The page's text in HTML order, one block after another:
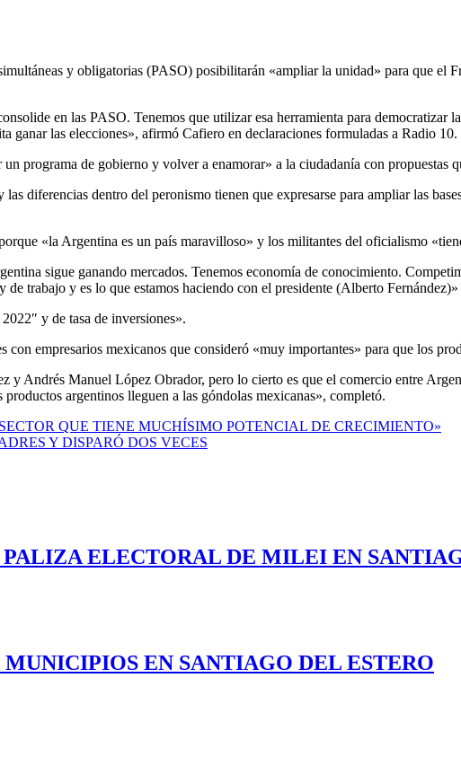
y obligatorias (PASO) posibilitarán «ampliar la unidad» para que el
en las PASO. Tenemos que utilizar esa herramienta para democratizar
ganar las elecciones», afirmó Cafiero en declaraciones formuladas a Radio 10.
programa de gobierno y volver a enamorar» a la ciudadanía con propuestas
diferencias dentro del peronismo tienen que expresarse para ampliar las
«la Argentina es un país maravilloso» y los militantes del oficialismo
sigue ganando mercados. Tenemos economía de conocimiento.
trabajo y es lo que estamos haciendo con el presidente (Alberto Fernández)»
y de tasa de inversiones».
empresarios mexicanos que consideró «muy importantes» para que los
y Andrés Manuel López Obrador, pero lo cierto es que el comercio entre
argentinos lleguen a las góndolas mexicanas», completó.
QUE TIENE MUCHÍSIMO POTENCIAL DE CRECIMIENTO»
Y DISPARÓ DOS VECES
ELECTORAL DE MILEI EN
EN SANTIAGO DEL ESTERO